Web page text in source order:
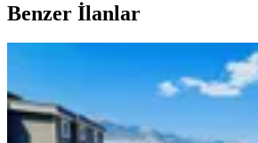
Benzer İlanlar
Doğruev'den Site
Manzaralı Satılık
Onikişubat, Ağcalı